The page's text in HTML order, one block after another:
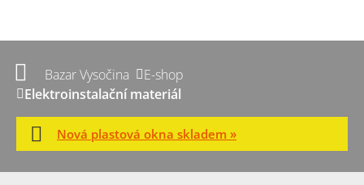
Bazar Vysočina
E-shop
Elektroinstalační materiál
Nová plastová okna skladem »